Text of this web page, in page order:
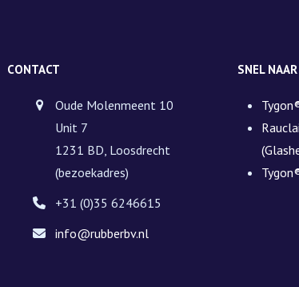
CONTACT
Oude Molenmeent 10
Unit 7
1231 BD, Loosdrecht
(bezoekadres)
+31 (0)35 6246615
info@rubberbv.nl
SNEL NAAR